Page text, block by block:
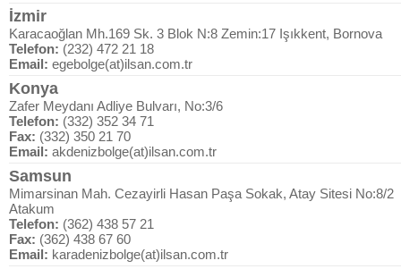
İzmir
Karacaoğlan Mh.169 Sk. 3 Blok N:8 Zemin:17 Işıkkent, Bornova
Telefon: (232) 472 21 18
Email: egebolge(at)ilsan.com.tr
Konya
Zafer Meydanı Adliye Bulvarı, No:3/6
Telefon: (332) 352 34 71
Fax: (332) 350 21 70
Email: akdenizbolge(at)ilsan.com.tr
Samsun
Mimarsinan Mah. Cezayirli Hasan Paşa Sokak, Atay Sitesi No:8/2
Atakum
Telefon: (362) 438 57 21
Fax: (362) 438 67 60
Email: karadenizbolge(at)ilsan.com.tr